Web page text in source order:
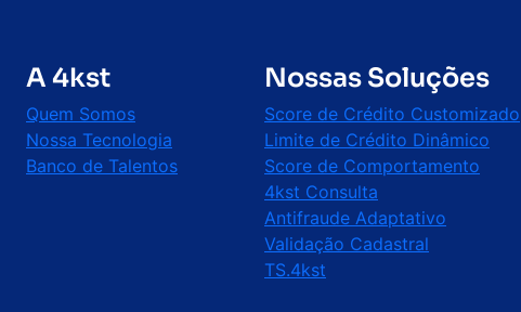
A 4kst
Quem Somos
Nossa Tecnologia
Banco de Talentos
Nossas Soluções
Score de Crédito Customizado
Limite de Crédito Dinâmico
Score de Comportamento
4kst Consulta
Antifraude Adaptativo
Validação Cadastral
TS.4kst